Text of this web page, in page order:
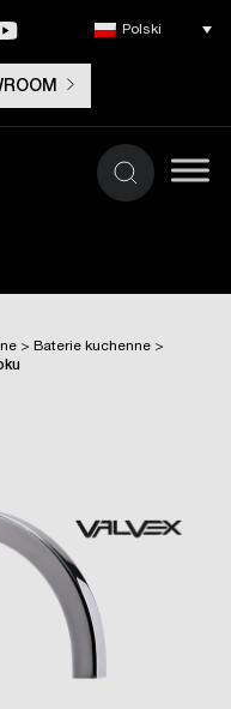
Polski
> Baterie kuchenne >